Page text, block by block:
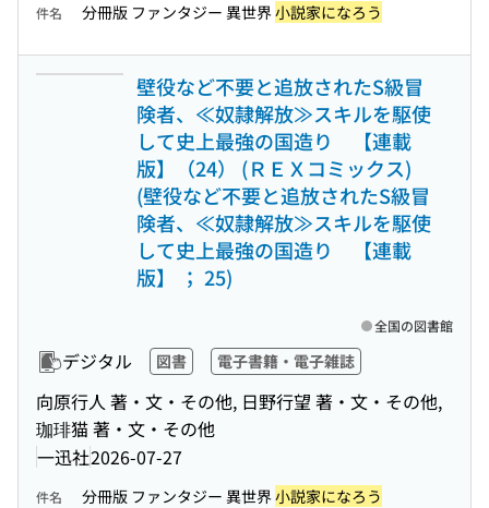
件名 分冊版 ファンタジー 異世界小説家になろう
壁役など不要と追放されたS級冒
険者、≪奴隷解放≫スキルを駆使
して史上最強の国造り 【連載
版】（24） (ＲＥＸコミックス)
(壁役など不要と追放されたS級冒
険者、≪奴隷解放≫スキルを駆使
して史上最強の国造り 【連載
版】 ； 25)
デジタル 図書 電子書籍・電子雑誌
向原行人 著・文・その他, 日野行望 著・文・その他,
珈琲猫 著・文・その他
一迅社2026-07-27
全国の図書館
件名 分冊版 ファンタジー 異世界小説家になろう